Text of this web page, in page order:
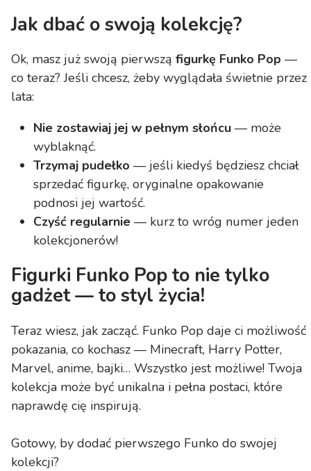
Jak dbać o swoją kolekcję?
Ok, masz już swoją pierwszą figurkę Funko Pop —
co teraz? Jeśli chcesz, żeby wyglądała świetnie przez
lata:
Nie zostawiaj jej w pełnym słońcu— może
wyblaknąć.
Trzymaj pudełko — jeśli kiedyś będziesz chciał
sprzedać figurkę, oryginalne opakowanie
podnosi jej wartość.
Czyść regularnie— kurz to wróg numer jeden
kolekcjonerów!
Figurki Funko Pop to nie tylko
gadżet — to styl życia!
Teraz wiesz, jak zacząć. Funko Pop daje ci możliwość
pokazania, co kochasz — Minecraft, Harry Potter,
Marvel, anime, bajki… Wszystko jest możliwe! Twoja
kolekcja może być unikalna i pełna postaci, które
naprawdę cię inspirują.
Gotowy, by dodać pierwszego Funko do swojej
kolekcji?